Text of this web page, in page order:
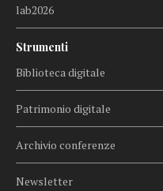
lab2026
Strumenti
Biblioteca digitale
Patrimonio digitale
Archivio conferenze
Newsletter